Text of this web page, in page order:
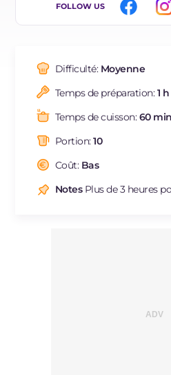
ES
DE
NL
FOLLOW US
Difficulté: Moyenne
Temps de préparation:1
Temps de cuisson:60 min
Portion:10
Coût: Bas
NotesPlus de 3 heures